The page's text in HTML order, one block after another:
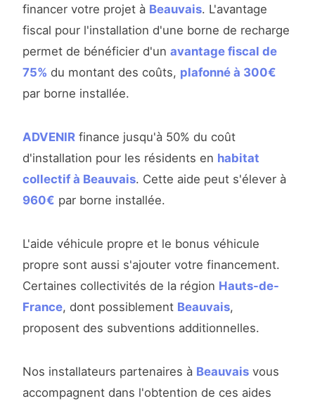
financer votre projet à Beauvais. L'avantage
fiscal pour l'installation d'une borne de recharge
permet de bénéficier d'un avantage fiscal de
75% du montant des coûts, plafonné à 300€
par borne installée.
ADVENIR finance jusqu'à 50% du coût
d'installation pour les résidents en habitat
collectif à Beauvais. Cette aide peut s'élever à
960€ par borne installée.
L'aide véhicule propre et le bonus véhicule
propre sont aussi s'ajouter votre financement.
Certaines collectivités de la région Hauts-de-
France, dont possiblement Beauvais,
proposent des subventions additionnelles.
Nos installateurs partenaires à Beauvais vous
accompagnent dans l'obtention de ces aides